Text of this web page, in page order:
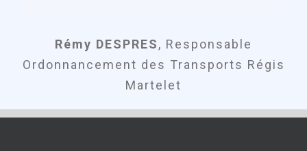
Rémy DESPRES, Responsable
Ordonnancement des Transports Régis
Martelet
agiles grâce aux modules comme
Telimobile que nous pouvons
mettre à disposition de nos
conducteurs ou sous-traitants,